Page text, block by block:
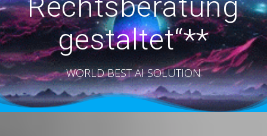
gestaltet“**
WORLD BEST AI SOLUTION